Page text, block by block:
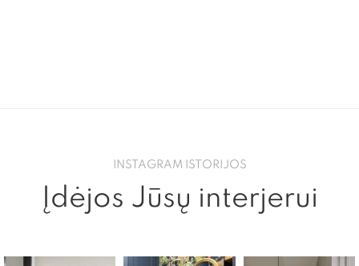
INSTAGRAM ISTORIJOS
Įdėjos Jūsų interjerui